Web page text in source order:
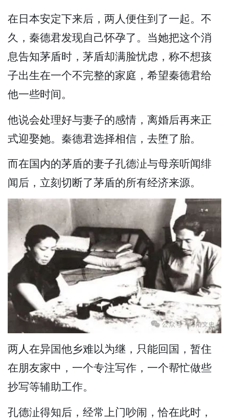
在日本安定下来后，两人便住到了一起。不
久，秦德君发现自己怀孕了。当她把这个消
息告知茅盾时，茅盾却满脸忧虑，称不想孩
子出生在一个不完整的家庭，希望秦德君给
他一些时间。
他说会处理好与妻子的感情，离婚后再来正
式迎娶她。秦德君选择相信，去堕了胎。
而在国内的茅盾的妻子孔德沚与母亲听闻绯
闻后，立刻切断了茅盾的所有经济来源。
两人在异国他乡难以为继，只能回国，暂住
在朋友家中，一个专注写作，一个帮忙做些
抄写等辅助工作。
孔德沚得知后，经常上门吵闹，恰在此时，